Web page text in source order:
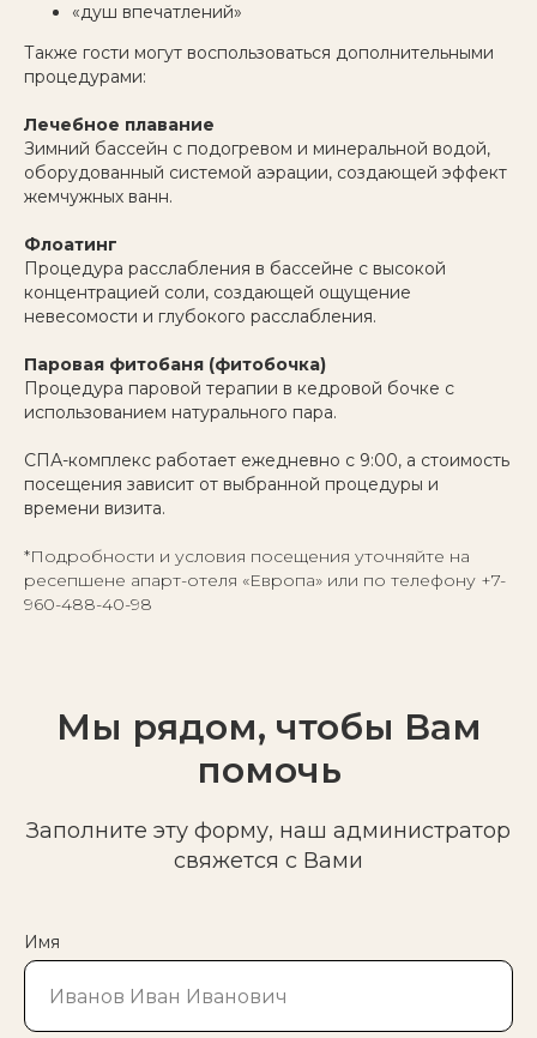
«душ впечатлений»
Также гости могут воспользоваться дополнительными
процедурами:
Лечебное плавание
Зимний бассейн с подогревом и минеральной водой,
оборудованный системой аэрации, создающей эффект
жемчужных ванн.
Флоатинг
Процедура расслабления в бассейне с высокой
концентрацией соли, создающей ощущение
невесомости и глубокого расслабления.
Паровая фитобаня (фитобочка)
Процедура паровой терапии в кедровой бочке с
использованием натурального пара.
СПА-комплекс работает ежедневно с 9:00, а стоимость
посещения зависит от выбранной процедуры и
времени визита.
*Подробности и условия посещения уточняйте на
ресепшене апарт-отеля «Европа» или по телефону +7-
960-488-40-98
Мы рядом, чтобы Вам
помочь
Заполните эту форму, наш администратор
свяжется с Вами
Имя